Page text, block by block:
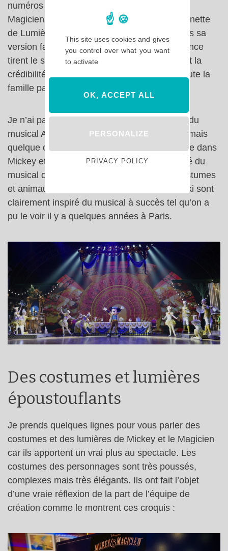
numéros sont les plus forts de Mickey et le
Magicien, à mon sens en tout cas. La marionnette
de Lumière, inédit chez nous et le Génie dans sa
version face character, lui aussi inédit en France
tirent le spectacle vers le haut et lui apportent la
crédibilité qu’il mérite auprès des adultes. Toute la
famille passe donc un excellent moment !
Je n’ai pas eu l’occasion de voir des extraits du
musical Aladdin joué à New York et Londres mais
quelque chose me dit que le tableau du Génie dans
Mickey et le Magicien est quelque peu inspiré du
musical de Broadway. D’ailleurs, certains costumes
et animaux du tableau Le Roi Lion avec Rafiki sont
clairement inspiré du musical à succès tel qu’on a
pu le voir il y a quelques années à Paris.
Des costumes et lumières
époustouflants
Je prends quelques lignes pour vous parler des
costumes et des lumières de Mickey et le Magicien
car ils apportent un vrai plus au spectacle. Les
costumes des personnages sont très poussés,
complexes mais très élégants. Ils ont fait l’objet
d’une vraie réflexion de la part de l’équipe de
création comme le montrent ces croquis :
This site uses cookies and gives
you control over what you want
to activate
OK, ACCEPT ALL
PERSONALIZE
PRIVACY POLICY